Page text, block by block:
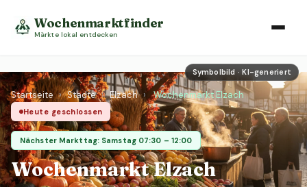
Wochenmarktfinder
Märkte lokal entdecken
Symbolbild · KI-generiert
Startseite › Städte › Elzach › Wochenmarkt Elzach
Heute geschlossen
Nächster Markttag: Samstag 07:30 – 12:00
Wochenmarkt Elzach